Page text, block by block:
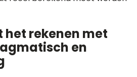
rekenen met
en